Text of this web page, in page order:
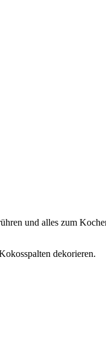
und alles zum
dekorieren.